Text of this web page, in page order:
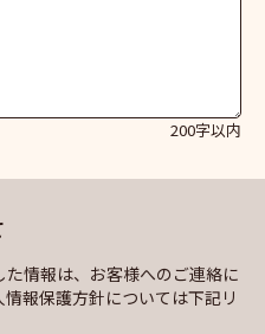
200字以内
情報は、お客様へのご連絡に
報保護方針については下記リ